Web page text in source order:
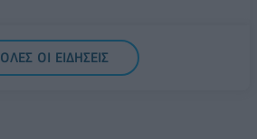
ΟΛΕΣ ΟΙ ΕΙΔΗΣΕΙΣ